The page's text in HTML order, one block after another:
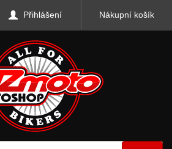
Přihlášení Nákupní košík